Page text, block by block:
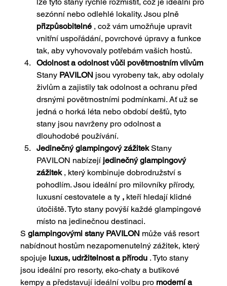
sezónní nebo odlehlé lokality. Jsou plně
přizpůsobitelné , což vám umožňuje upravit
vnitřní uspořádání, povrchové úpravy a funkce
tak, aby vyhovovaly potřebám vašich hostů.
Odolnost a odolnost vůči povětrnostním vlivům
Stany PAVILON jsou vyrobeny tak, aby odolaly
živlům a zajistily tak odolnost a ochranu před
drsnými povětrnostními podmínkami. Ať už se
jedná o horká léta nebo období dešťů, tyto
stany jsou navrženy pro odolnost a
dlouhodobé používání.
Jedinečný glampingový zážitek Stany
PAVILON nabízejí jedinečný glampingový
zážitek , který kombinuje dobrodružství s
pohodlím. Jsou ideální pro milovníky přírody,
luxusní cestovatele a ty , kteří hledají klidné
útočiště. Tyto stany povýší každé glampingové
místo na jedinečnou destinaci.
S glampingovými stany PAVILON může váš resort
nabídnout hostům nezapomenutelný zážitek, který
spojuje luxus, udržitelnost a přírodu . Tyto stany
jsou ideální pro resorty, eko-chaty a butikové
kempy a představují ideální volbu pro moderní a